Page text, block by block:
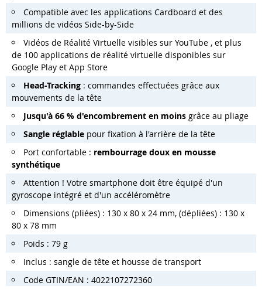
Compatible avec les applications Cardboard et des
millions de vidéos Side-by-Side
Vidéos de Réalité Virtuelle visibles sur YouTube , et plus
de 100 applications de réalité virtuelle disponibles sur
Google Play et App Store
Head-Tracking : commandes effectuées grâce aux
mouvements de la tête
Jusqu'à 66 % d'encombrement en moins grâce au pliage
Sangle réglable pour fixation à l'arrière de la tête
Port confortable : rembourrage doux en mousse
synthétique
Attention ! Votre smartphone doit être équipé d'un
gyroscope intégré et d'un accéléromètre
Dimensions (pliées) : 130 x 80 x 24 mm, (dépliées) : 130 x
80 x 78 mm
Poids : 79 g
Inclus : sangle de tête et housse de transport
Code GTIN/EAN : 4022107272360